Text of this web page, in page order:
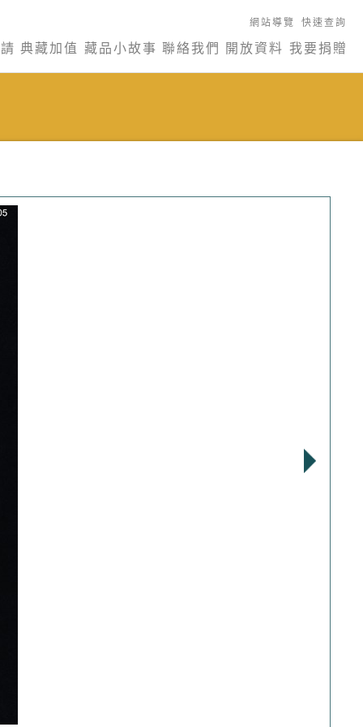
網站導覽 快速查詢
典藏加值 藏品小故事 聯絡我們 開放資料 我要捐贈